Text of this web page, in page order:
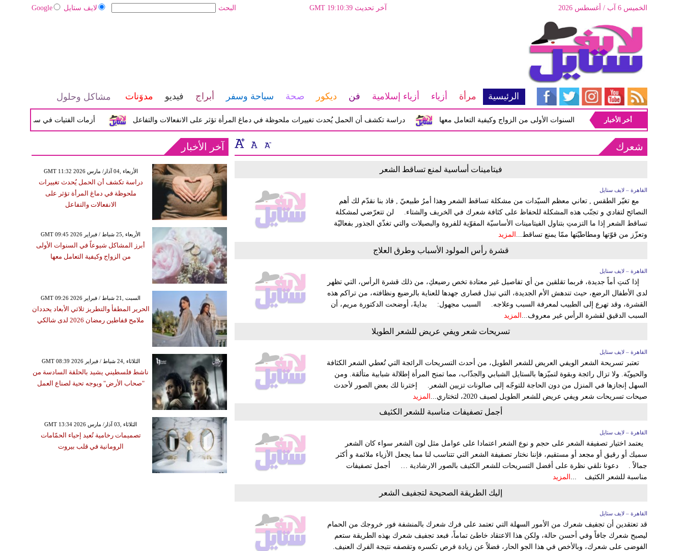
لايف ستايل Google البحث آخر تحديث GMT 19:10:39 الخميس 6 آب / أغسطس 2026
الرئيسية مرأة أزياء أزياء إسلامية فن ديكور صحة سياحة وسفر أبراج فيديو مدوَنات مشاكل وحلول
أزمات الفتيات في سن المراهقة دراسة تكشف أن الحمل يُحدث تغييرات ملحوظة في دماغ المرأة تؤثر على الانفعالات والتفاعل أبرز المشاكل شيوعاً في السنوات الأولى من الزواج وكيفية التعامل معها
أخر الأخبار
شعرك
فيتامينات أساسية لمنع تساقط الشعر
القاهرة – لايف ستايل
مع تغيّر الطقس , تعاني معظم السيّدات من مشكلة تساقط الشعر وهذا أمرُ طبيعيّ , فاذ بنا نقدّم لك أهم
النصائح لتفادي و تجنّب هذه المشكلة للحفاظ على كثافة شعرك في الخريف والشتاء. لن تتعرّضي لمشكلة
تساقط الشعر إذا ما التزمتِ بتناول الفيتامينات الأساسيّة المقوّية للفروة والبصيلات والتي تغذّي الجذور بفعاليّة
وتعزّز من قوّتها ومطاطيّتها ممّا يمنع تساقط... المزيد
قشرة رأس المولود الأسباب وطرق العلاج
القاهرة – لايف ستايل
إذا كنتِ أماً جديدة، فربما تقلقين من أي تفاصيل غير معتادة تخص رضيعكِ، من ذلك قشرة الرأس، التي تظهر
لدى الأطفال الرضع، حيث تندهش الأم الجديدة، التي تبذل قصارى جهدها للعناية بالرضيع ونظافته، من تراكم هذه
القشرة، وقد تهرع إلى الطبيب لمعرفة السبب وعلاجه. السبب مجهول: بدايةً، أوضحت الدكتورة مريم، أن
السبب الدقيق لقشرة الرأس غير معروف...
المزيد
تسريحات شعر ويفي عريض للشعر الطويلا
القاهرة – لايف ستايل
تعتبر تسريحة الشعر الويفي العريض للشعر الطويل، من أحدث التسريحات الرائجة التي تُعطي الشعر الكثافة
والحيويّة. ولا تزال رائجة وبقوة لتميّزها بالستايل الشبابي والجذّاب، مما تمنح المرأة إطلالة شبابية متألقة. ومن
السهل إنجازها في المنزل من دون الحاجة للتوجّه إلى صالونات تزيين الشعر. إخترنا لك بعض الصور لأحدث
صيحات تسريحات شعر ويفي عريض للشعر الطويل لصيف 2020، لتختاري...
المزيد
أجمل تصفيفات مناسبة للشعر الكثيف
القاهرة – لايف ستايل
يعتمد اختيار تصفيفة الشعر على حجم و نوع الشعر اعتمادا على عوامل مثل لون الشعر سواء كان الشعر
سميك أو رقيق أو مجعد أو مستقيم، فإننا نختار تصفيفة الشعر التي تتناسب لنا مما يجعل الأزياء ملائمة و أكثر
جمالاً . دعونا نلقي نظرة على أفضل التسريحات للشعر الكثيف بالصور الارشادية … أجمل تصفيفات
مناسبة للشعر الكثيف ... المزيد
إليك الطريقة الصحيحة لتجفيف الشعر
القاهرة – لايف ستايل
قد تعتقدين أن تجفيف شعرك من الأمور السهلة التي تعتمد على فرك شعرك بالمنشفة فور خروجك من الحمام
ليصبح شعرك جافاً وفي أحسن حالة، ولكن هذا الاعتقاد خاطئ تماماً، فبعد تجفيف شعرك بهذه الطريقة ستعم
الفوضى على شعرك، وبالأخص في هذا الجو الحار، فضلاً عن زيادة فرص تكسره وتقصفه نتيجة الفرك العنيف.
آخر الأخبار
GMT 11:32 2026 الأربعاء ,04 آذار/ مارس
دراسة تكشف أن الحمل يُحدث تغييرات
ملحوظة في دماغ المرأة تؤثر على
الانفعالات والتفاعل
GMT 09:45 2026 الأربعاء ,25 شباط / فبراير
أبرز المشاكل شيوعاً في السنوات الأولى
من الزواج وكيفية التعامل معها
GMT 09:26 2026 السبت ,21 شباط / فبراير
الحرير المطفأ والتطريز ثلاثي الأبعاد يحددان
ملامح قفاطين رمضان 2026 لدى شالكي
GMT 08:39 2026 الثلاثاء ,24 شباط / فبراير
ناشط فلسطيني يشيد بالحلقة السادسة من
"صحاب الأرض" ويوجه تحية لصناع العمل
GMT 13:34 2026 الثلاثاء ,03 آذار/ مارس
تصميمات رخامية تُعيد إحياء الحمّامات
الرومانية في قلب بيروت